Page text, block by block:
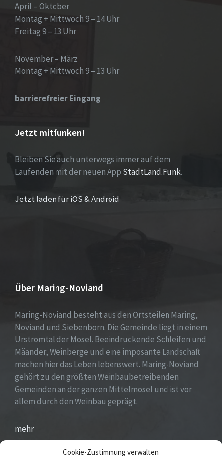
Cookie-Zustimmung verwalten
April – Oktober
Montag + Mittwoch 9 – 14 Uhr
Freitag 9 – 13 Uhr
November – März
Montag + Mittwoch 9 – 13 Uhr
barrierefreier Eingang
Jetzt mitfunken!
Bleiben Sie auch unterwegs immer auf dem
Laufenden mit der neuen App StadtLand.Funk.
Jetzt laden für iOS & Android
Über Maring-Noviand
Maring-Noviand besteht aus den Ortsteilen Maring,
Noviand und Siebenborn. Die Gemeinde liegt in einem
Urstromtal der Mosel. Beeindruckende Schleifen und
Mäander, Weinberge und eine imposante Landschaft
machen hier das Leben lebenswert. Maring-Noviand
gehört zu den größten Weinbaubetreibenden
Gemeinden an der ganzen Mittelmosel und ist vor
allem durch den Weinbau geprägt.
mehr